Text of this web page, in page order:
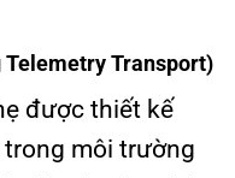
Telemetry Transport)
được thiết kế
môi trường